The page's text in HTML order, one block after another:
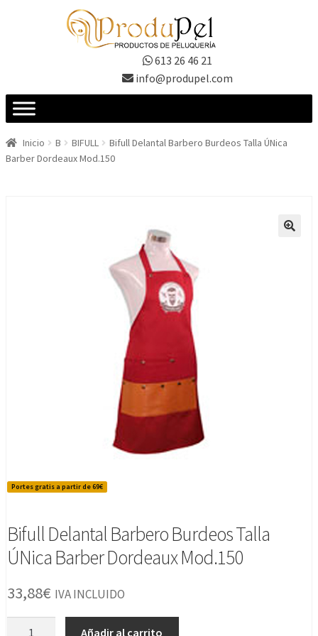
613 26 46 21
info@produpel.com
Inicio B BIFULL
Bifull Delantal Barbero Burdeos Talla ÚNica
Barber Dordeaux Mod.150
Portes gratis a partir de 69€
Bifull Delantal Barbero Burdeos Talla
ÚNica Barber Dordeaux Mod.150
33,88€ IVA INCLUIDO
Añadir al carrito